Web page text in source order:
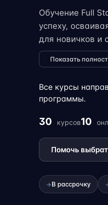
Обучение Full
успеху,
для новичков и
практические
экспертов.
фрилансе.
Показать
Все курсы
программы.
30 курсов10
Помочь
→В рассрочку